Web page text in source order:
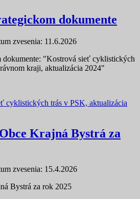
dokumente
zvesenia: 11.6.2026
dokumente: "Kostrová sieť cyklistických
kraji, aktualizácia 2024"
cyklistických trás v PSK, aktualizácia
Krajná Bystrá za
zvesenia: 15.4.2026
Bystrá za rok 2025